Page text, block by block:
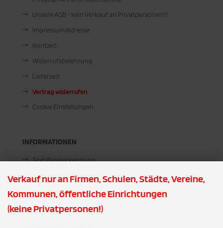
Unsere AGB - kein Verkauf an Privatpersonen!!!
Impressum/Adresse
Kontakt
Widerrufsbelehrung
Lieferzeit
Vertrag widerrufen
Cookie Einstellungen
INFORMATIONEN
Textilfasererkennung
DOS Gratis Heft (Download)
Eine lebensverändere Beziehung zu Jesus
Verkauf nur an Firmen, Schulen, Städte, Vereine,
Kommunen, öffentliche Einrichtungen
(keine Privatpersonen!)